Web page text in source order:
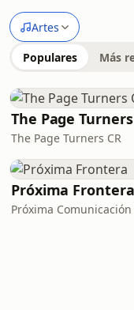
Artes
Populares Más
The Page Turners
The Page Turners CR
Próxima Frontera